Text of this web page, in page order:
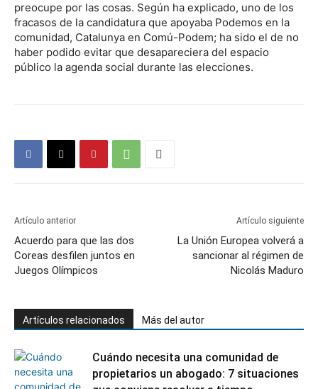
preocupe por las cosas. Según ha explicado, uno de los
fracasos de la candidatura que apoyaba Podemos en la
comunidad, Catalunya en Comú-Podem; ha sido el de no
haber podido evitar que desapareciera del espacio
público la agenda social durante las elecciones.
Artículo anterior
Acuerdo para que las dos
Coreas desfilen juntos en
Juegos Olímpicos
Artículo siguiente
La Unión Europea volverá a
sancionar al régimen de
Nicolás Maduro
Artículos relacionados Más del autor
Cuándo necesita una comunidad de
propietarios un abogado: 7 situaciones